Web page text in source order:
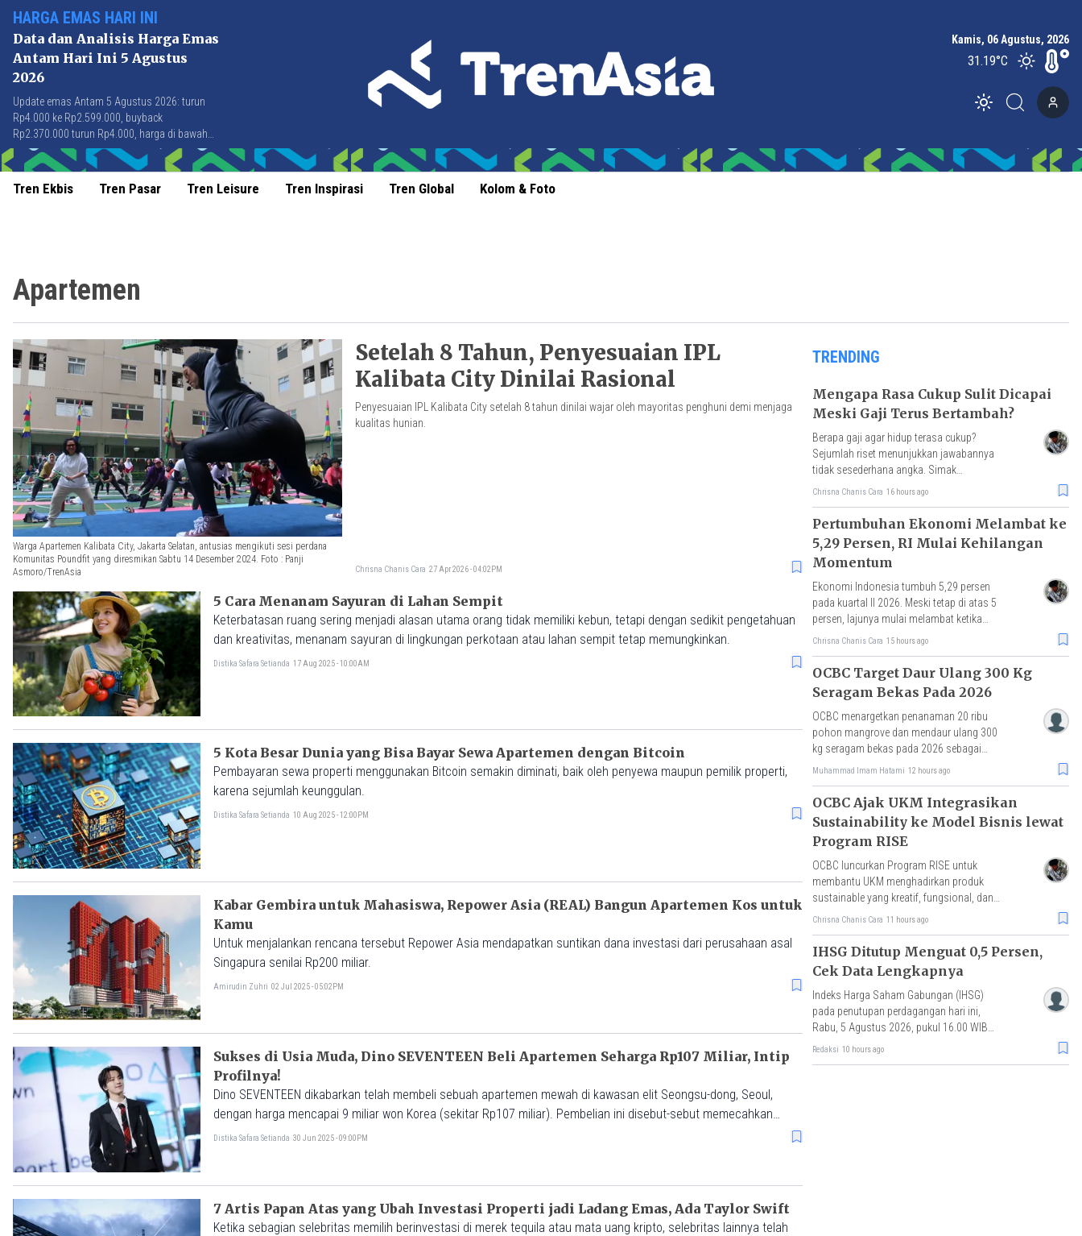
HARGA EMAS HARI INI
Data dan Analisis Harga Emas
Antam Hari Ini 5 Agustus
2026
Update emas Antam 5 Agustus 2026: turun
Rp4.000 ke Rp2.599.000, buyback
Rp2.370.000 turun Rp4.000, harga di bawah
Rp2.600.000 pertama kali sejak 21 Juli 2026.
Kamis, 06 Agustus, 2026
31.19°C
Toggle theme
Tren Ekbis Tren Pasar Tren Leisure Tren Inspirasi Tren Global Kolom & Foto
Apartemen
Setelah 8 Tahun, Penyesuaian IPL
Kalibata City Dinilai Rasional
Penyesuaian IPL Kalibata City setelah 8 tahun dinilai wajar oleh mayoritas penghuni demi menjaga
kualitas hunian.
Chrisna Chanis Cara 27 Apr 2026 - 04:02PM
Warga Apartemen Kalibata City, Jakarta Selatan, antusias mengikuti sesi perdana
Komunitas Poundfit yang diresmikan Sabtu 14 Desember 2024. Foto : Panji
Asmoro/TrenAsia
5 Cara Menanam Sayuran di Lahan Sempit
Keterbatasan ruang sering menjadi alasan utama orang tidak memiliki kebun, tetapi dengan sedikit pengetahuan
dan kreativitas, menanam sayuran di lingkungan perkotaan atau lahan sempit tetap memungkinkan.
Distika Safara Setianda 17 Aug 2025 - 10:00AM
5 Kota Besar Dunia yang Bisa Bayar Sewa Apartemen dengan Bitcoin
Pembayaran sewa properti menggunakan Bitcoin semakin diminati, baik oleh penyewa maupun pemilik properti,
karena sejumlah keunggulan.
Distika Safara Setianda 10 Aug 2025 - 12:00PM
Kabar Gembira untuk Mahasiswa, Repower Asia (REAL) Bangun Apartemen Kos untuk
Kamu
Untuk menjalankan rencana tersebut Repower Asia mendapatkan suntikan dana investasi dari perusahaan asal
Singapura senilai Rp200 miliar.
Amirudin Zuhri 02 Jul 2025 - 05:02PM
Sukses di Usia Muda, Dino SEVENTEEN Beli Apartemen Seharga Rp107 Miliar, Intip
Profilnya!
Dino SEVENTEEN dikabarkan telah membeli sebuah apartemen mewah di kawasan elit Seongsu-dong, Seoul,
dengan harga mencapai 9 miliar won Korea (sekitar Rp107 miliar). Pembelian ini disebut-sebut memecahkan
rekor harga tertinggi untuk tipe unit tersebut.
Distika Safara Setianda 30 Jun 2025 - 09:00PM
7 Artis Papan Atas yang Ubah Investasi Properti jadi Ladang Emas, Ada Taylor Swift
Ketika sebagian selebritas memilih berinvestasi di merek tequila atau mata uang kripto, selebritas lainnya telah
TRENDING
Mengapa Rasa Cukup Sulit Dicapai
Meski Gaji Terus Bertambah?
Berapa gaji agar hidup terasa cukup?
Sejumlah riset menunjukkan jawabannya
tidak sesederhana angka. Simak
penjelasan ekonomi, psikologi, dan
Chrisna Chanis Cara 16 hours ago
Pertumbuhan Ekonomi Melambat ke
5,29 Persen, RI Mulai Kehilangan
Momentum
Ekonomi Indonesia tumbuh 5,29 persen
pada kuartal II 2026. Meski tetap di atas 5
persen, lajunya mulai melambat ketika
Vietnam dan Malaysia justru mencatat
Chrisna Chanis Cara 15 hours ago
OCBC Target Daur Ulang 300 Kg
Seragam Bekas Pada 2026
OCBC menargetkan penanaman 20 ribu
pohon mangrove dan mendaur ulang 300
kg seragam bekas pada 2026 sebagai
bagian dari komitmen sustainability.
Muhammad Imam Hatami 12 hours ago
OCBC Ajak UKM Integrasikan
Sustainability ke Model Bisnis lewat
Program RISE
OCBC luncurkan Program RISE untuk
membantu UKM menghadirkan produk
sustainable yang kreatif, fungsional, dan
bernilai ekonomi. Implementasi riil
Chrisna Chanis Cara 11 hours ago
IHSG Ditutup Menguat 0,5 Persen,
Cek Data Lengkapnya
Indeks Harga Saham Gabungan (IHSG)
pada penutupan perdagangan hari ini,
Rabu, 5 Agustus 2026, pukul 16.00 WIB
ditutup naik 0.50% atau menguat 31,62
Redaksi 10 hours ago